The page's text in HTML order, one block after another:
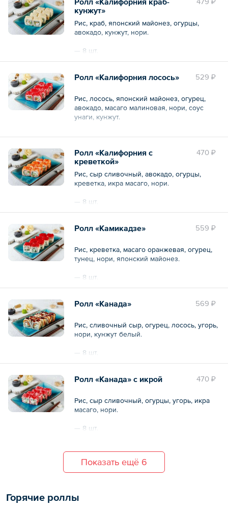
кунжут»
Рис, краб, японский майонез, огурцы,
авокадо, кунжут, нори.
— 8 шт.
529 ₽
Ролл «Калифорния лосось»
Рис, лосось, японский майонез, огурец,
авокадо, масаго малиновая, нори, соус
унаги, кунжут.
— 8 шт.
Общий вес – 240 г 470 ₽
Ролл «Калифорния с
креветкой»
Рис, сыр сливочный, авокадо, огурцы,
креветка, икра масаго, нори.
— 8 шт.
559 ₽
Ролл «Камикадзе»
Рис, креветка, масаго оранжевая, огурец,
тунец, нори, японский майонез.
— 8 шт.
569 ₽
Ролл «Канада»
Рис, сливочный сыр, огурец, лосось, угорь,
нори, кунжут белый.
— 8 шт.
470 ₽
Ролл «Канада» с икрой
Рис, сыр сливочный, огурцы, угорь, икра
масаго, нори.
— 8 шт.
Показать ещё 6
Горячие роллы